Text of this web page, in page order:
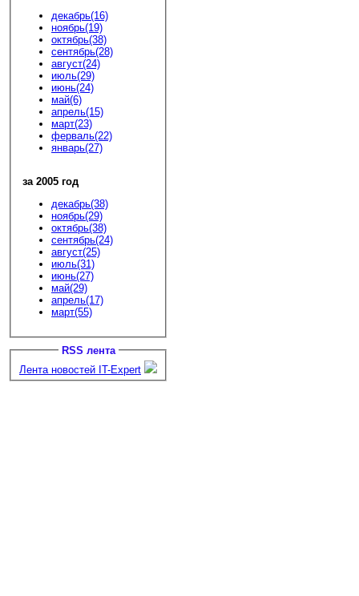
декабрь(16)
ноябрь(19)
октябрь(38)
сентябрь(28)
август(24)
июль(29)
июнь(24)
май(6)
апрель(15)
март(23)
ферваль(22)
январь(27)
за 2005 год
декабрь(38)
ноябрь(29)
октябрь(38)
сентябрь(24)
август(25)
июль(31)
июнь(27)
май(29)
апрель(17)
март(55)
RSS лента
Лента новостей IT-Expert